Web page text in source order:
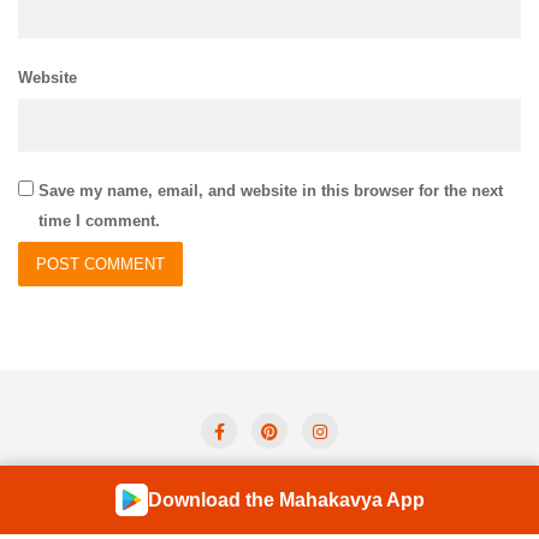
Website
Save my name, email, and website in this browser for the next
time I comment.
Privacy Policy
Shloka of the Day
Forum
Download the Mahakavya App